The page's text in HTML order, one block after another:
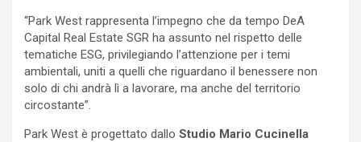
“Park West rappresenta l’impegno che da tempo DeA
Capital Real Estate SGR ha assunto nel rispetto delle
tematiche ESG, privilegiando l’attenzione per i temi
ambientali, uniti a quelli che riguardano il benessere non
solo di chi andrà lì a lavorare, ma anche del territorio
circostante”.
Park West è progettato dallo Studio Mario Cucinella